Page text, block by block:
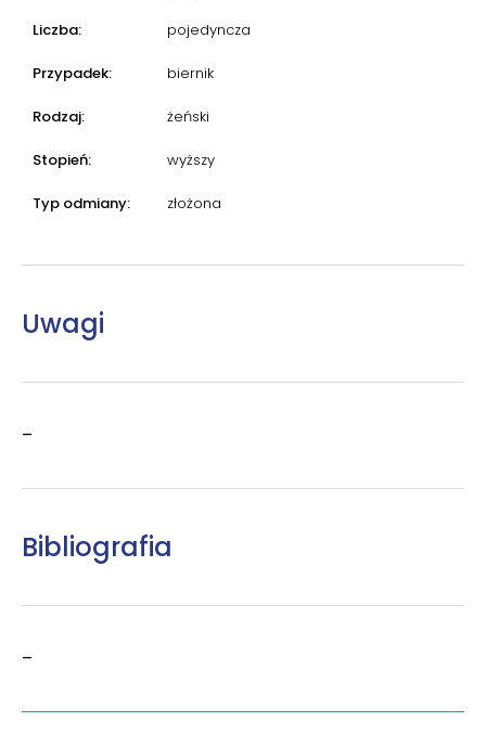
Liczba: pojedyncza
Przypadek: biernik
Rodzaj: żeński
Stopień: wyższy
Typ odmiany: złożona
Uwagi
–
Bibliografia
–